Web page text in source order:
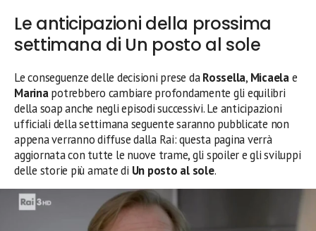
Le anticipazioni della prossima
settimana di Un posto al sole
Le conseguenze delle decisioni prese daRossella, Micaelae
Marinapotrebbero cambiare profondamente gli equilibri
della soap anche negli episodi successivi. Le anticipazioni
ufficiali della settimana seguente saranno pubblicate non
appena verranno diffuse dalla Rai: questa pagina verrà
aggiornata con tutte le nuove trame, gli spoiler e gli sviluppi
delle storie più amate di Un posto al sole.